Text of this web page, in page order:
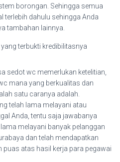
borongan. Sehingga semua
terlebih dahulu sehingga Anda
tambahan lainnya.
terbukti kredibilitasnya
sedot wc memerlukan ketelitian,
mana yang berkualitas dan
satu caranya adalah.
telah lama melayani atau
Anda, tentu saja jawabanya
melayani banyak pelanggan
dan telah mendapatkan
atas hasil kerja para pegawai